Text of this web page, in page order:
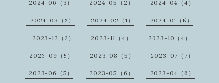
2024-06（3） 2024-05（2） 2024-04（4）
2024-03（2） 2024-02（1） 2024-01（5）
2023-12（2） 2023-11（4） 2023-10（4）
2023-09（5） 2023-08（5） 2023-07（7）
2023-06（5） 2023-05（6） 2023-04（6）